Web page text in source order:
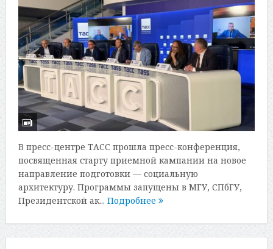
В пресс-центре ТАСС прошла пресс-конференция,
посвященная старту приемной кампании на новое
направление подготовки — социальную
архитектуру. Программы запущены в МГУ, СПбГУ,
Президентской ак... Подробнее